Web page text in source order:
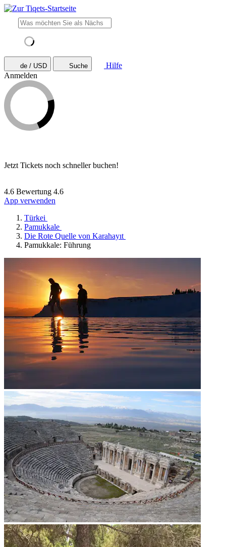
de / USD Suche
Hilfe
Anmelden
Jetzt Tickets noch schneller buchen!
4.6 Bewertung 4.6
App verwenden
Türkei
Pamukkale
Die Rote Quelle von Karahayıt
Pamukkale: Führung